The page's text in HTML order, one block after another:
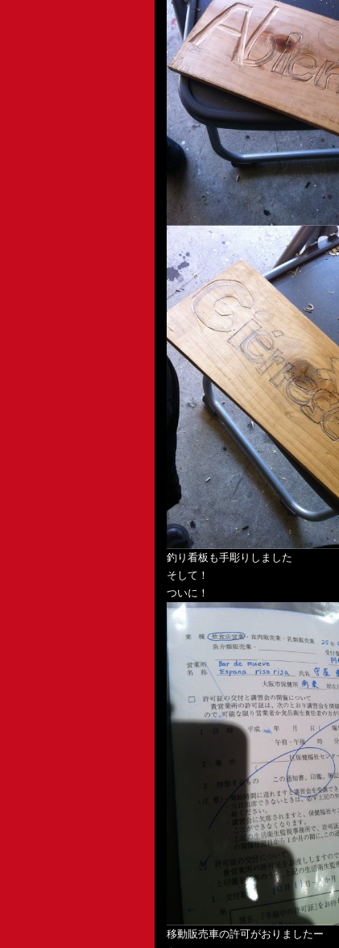
釣り看板も手彫りしました
そして！
ついに！
移動販売車の許可がおりましたー